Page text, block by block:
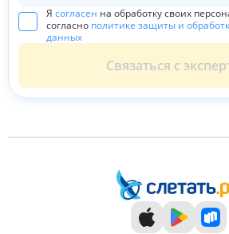
Я согласен на обработку своих
согласно политике защиты и
данных
Связаться с